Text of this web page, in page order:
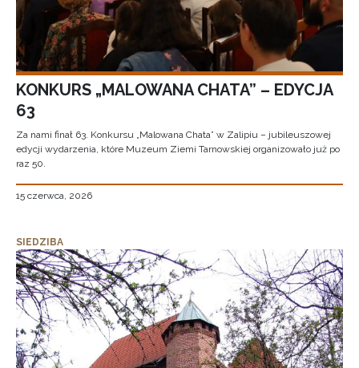
KONKURS „MALOWANA CHATA” – EDYCJA
63
Za nami finał 63. Konkursu „Malowana Chata” w Zalipiu – jubileuszowej
edycji wydarzenia, które Muzeum Ziemi Tarnowskiej organizowało już po
raz 50.
15 czerwca, 2026
SIEDZIBA